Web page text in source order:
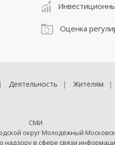
Оценка
Деятельность Жителям
СМИ
округ Молодёжный
в сфере связи